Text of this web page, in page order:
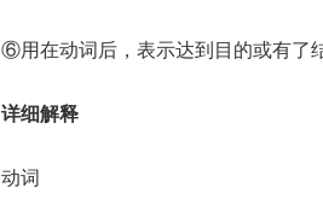
⑥用在动词后，表示达到目的或有了
详细解释
动词